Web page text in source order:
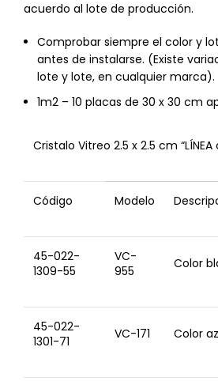
acuerdo al lote de producción.
Comprobar siempre el color y
antes de instalarse. (Existe
lote y lote, en cualquier marca).
1m2 – 10 placas de 30 x 30 cm
Cristalo Vitreo 2.5 x 2.5 cm “LÍNEA
Código Modelo
45-022-
1309-55
VC-
955
Color
45-022-
1301-71
VC-171 Color